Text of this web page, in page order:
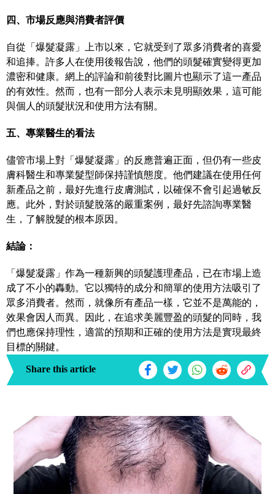
四、市場反應與消費者評價
自從「爆髮凝露」上市以來，它就受到了眾多消費者的喜愛
和追捧。許多人在使用後報告說，他們的頭髮確實變得更加
濃密和健康。網上的評論和前後對比圖片也顯示了這一產品
的有效性。然而，也有一部分人表示未見明顯效果，這可能
與個人的頭髮狀況和使用方法有關。
五、專業醫生的看法
儘管市場上對「爆髮凝露」的反應普遍正面，但仍有一些皮
膚科醫生和專業髮型師保持謹慎態度。他們建議在使用任何
新產品之前，最好先進行皮膚測試，以確保不會引起過敏反
應。此外，對於頭髮脫落的嚴重案例，最好先諮詢專業醫
生，了解脫髮的根本原因。
結論：
「爆髮凝露」作為一種新興的頭髮護理產品，已在市場上造
成了不小的轟動。它以獨特的成分和簡單的使用方法吸引了
眾多消費者。然而，就像所有產品一樣，它並不是萬能的，
效果會因人而異。因此，在追求美麗豐盈的頭髮的同時，我
們也應保持理性，適當的預期和正確的使用方法是實現最終
目標的關鍵。
Share this article